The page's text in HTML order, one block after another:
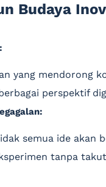
Budaya
yang mendorong
perspektif
semua ide akan
tanpa